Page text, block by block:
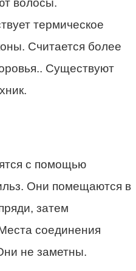
волосы.
термическое
Считается более
Существуют
с помощью
Они помещаются в
затем
соединения
не заметны.